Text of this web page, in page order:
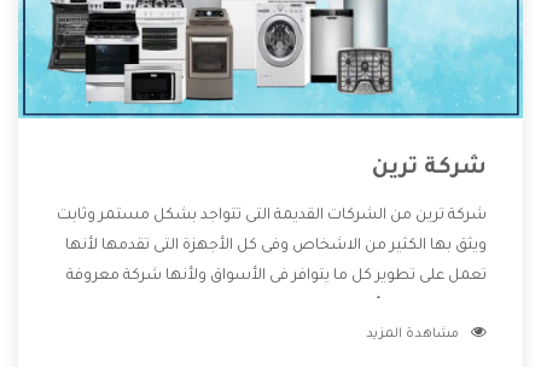
شركة ترين
شركة ترين من الشركات القديمة التى تتواجد بشكل مستمر وثابت
ويثق بها الكثير من الاشخاص وفى كل الأجهزة التى تقدمها لأنها
تعمل على تطوير كل ما يتوافر فى الأسواق ولأنها شركة معروفة
للعملاء أقوى العروض والخصومات التى تسهل على المستهلك
مشاهدة المزيد